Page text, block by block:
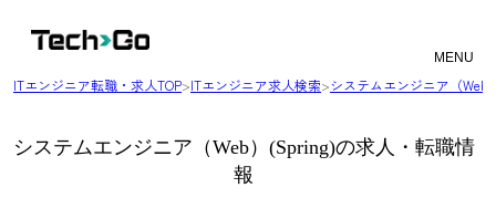
MENU
ITエンジニア転職・求人TOP>ITエンジニア求人検索>システムエンジニア（Web
システムエンジニア（Web）(Spring)の求人・転職情
報